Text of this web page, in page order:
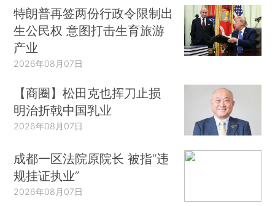
特朗普再签两份行政令限制出
生公民权 意图打击生育旅游
产业
2026年08月07日
【商圈】松田克也挥刀止损
明治折戟中国乳业
2026年08月07日
成都一区法院原院长 被指“违
规挂证执业”
2026年08月07日